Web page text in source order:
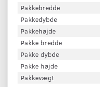
Pakkebredde
Pakkedybde
Pakkehøjde
Pakke bredde
Pakke dybde
Pakke højde
Pakkevægt